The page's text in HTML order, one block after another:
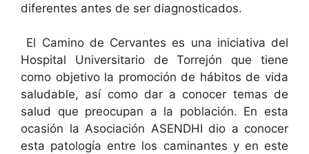
diferentes antes de ser diagnosticados.
El Camino de Cervantes es una iniciativa del
Hospital Universitario de Torrejón que tiene
como objetivo la promoción de hábitos de vida
saludable, así como dar a conocer temas de
salud que preocupan a la población. En esta
ocasión la Asociación ASENDHI dio a conocer
esta patología entre los caminantes y en este